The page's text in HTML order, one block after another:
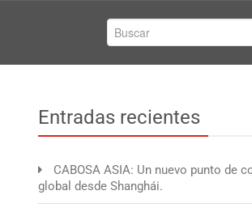
Entradas recientes
CABOSA ASIA: Un nuevo punto de
global desde Shanghái.